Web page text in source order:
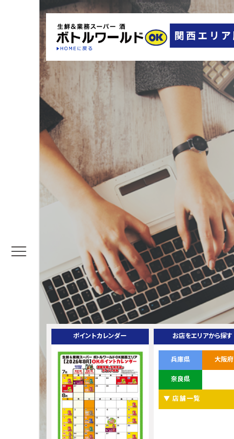
ポイントカレンダー お店をエリアから探す
兵庫県 大阪府
奈良県
▼ 店舗一覧